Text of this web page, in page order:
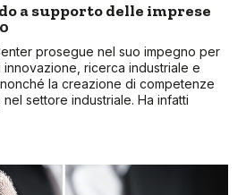
a supporto delle imprese
prosegue nel suo impegno per
ricerca industriale e
la creazione di competenze
settore industriale. Ha infatti